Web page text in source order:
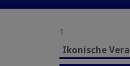
1
Ikonische